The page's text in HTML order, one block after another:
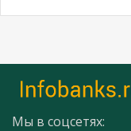
Мы в соцсетях: